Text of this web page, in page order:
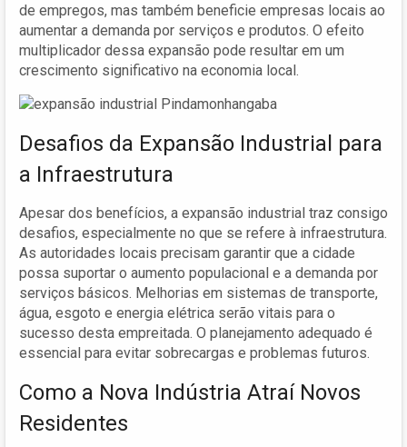
de empregos, mas também beneficie empresas locais ao
aumentar a demanda por serviços e produtos. O efeito
multiplicador dessa expansão pode resultar em um
crescimento significativo na economia local.
Desafios da Expansão Industrial para
a Infraestrutura
Apesar dos benefícios, a expansão industrial traz consigo
desafios, especialmente no que se refere à infraestrutura.
As autoridades locais precisam garantir que a cidade
possa suportar o aumento populacional e a demanda por
serviços básicos. Melhorias em sistemas de transporte,
água, esgoto e energia elétrica serão vitais para o
sucesso desta empreitada. O planejamento adequado é
essencial para evitar sobrecargas e problemas futuros.
Como a Nova Indústria Atraí Novos
Residentes